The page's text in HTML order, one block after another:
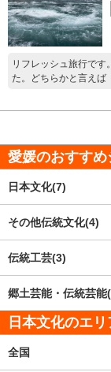
リフレッシュ旅行です
た。どちらかと言えば
愛媛のおすすめ
日本文化(7)
その他伝統文化(4)
伝統工芸(3)
郷土芸能・伝統芸能
日本文化のエ
全国